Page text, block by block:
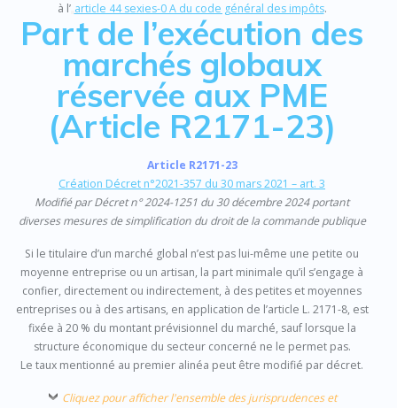
à l’ article 44 sexies-0 A du code général des impôts.
Part de l’exécution des
marchés globaux
réservée aux PME
(Article R2171-23)
Article R2171-23
Création Décret n°2021-357 du 30 mars 2021 – art. 3
Modifié par Décret n° 2024-1251 du 30 décembre 2024 portant
diverses mesures de simplification du droit de la commande publique
Si le titulaire d’un marché global n’est pas lui-même une petite ou
moyenne entreprise ou un artisan, la part minimale qu’il s’engage à
confier, directement ou indirectement, à des petites et moyennes
entreprises ou à des artisans, en application de l’article L. 2171-8, est
fixée à 20 % du montant prévisionnel du marché, sauf lorsque la
structure économique du secteur concerné ne le permet pas.
Le taux mentionné au premier alinéa peut être modifié par décret.
Cliquez pour afficher l'ensemble des jurisprudences et